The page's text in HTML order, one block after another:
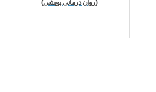
(روان درمانی پویشی)